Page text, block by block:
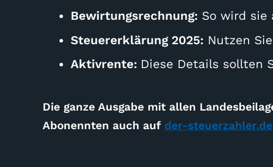
Bewirtungsrechnung: So wird sie
Steuererklärung 2025: Nutzen
Aktivrente: Diese Details sollten
Die ganze Ausgabe mit allen
Abonennten auch auf der-steuerzahler.de